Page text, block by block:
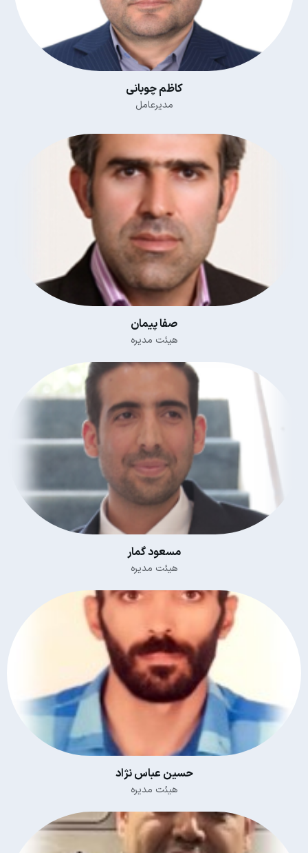
کاظم چوبانی
مدیرعامل
صفا پیمان
هیئت مدیره
مسعود گمار
هیئت مدیره
حسین عباس نژاد
هیئت مدیره